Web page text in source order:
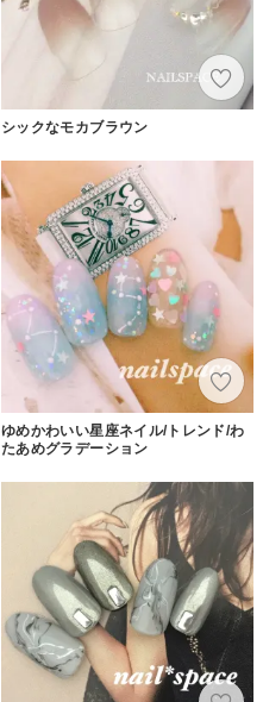
シックなモカブラウン
ゆめかわいい星座ネイル/トレンド/わ
たあめグラデーション